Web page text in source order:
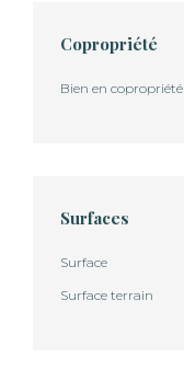
Copropriété
Bien en copropriété
Surfaces
Surface
Surface terrain